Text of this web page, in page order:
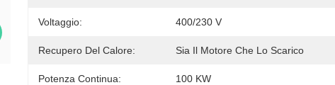
Voltaggio: 400/230 V
Recupero Del Calore: Sia Il Motore Che Lo Scarico
Potenza Continua: 100 KW